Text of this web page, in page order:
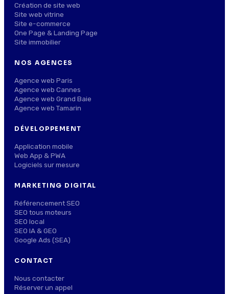
Création de site web
Site web vitrine
Site e-commerce
One Page & Landing Page
Site immobilier
NOS AGENCES
Agence web Paris
Agence web Cannes
Agence web Grand Baie
Agence web Tamarin
DÉVELOPPEMENT
Application mobile
Web App & PWA
Logiciels sur mesure
MARKETING DIGITAL
Référencement SEO
SEO tous moteurs
SEO local
SEO IA & GEO
Google Ads (SEA)
CONTACT
Nous contacter
Réserver un appel